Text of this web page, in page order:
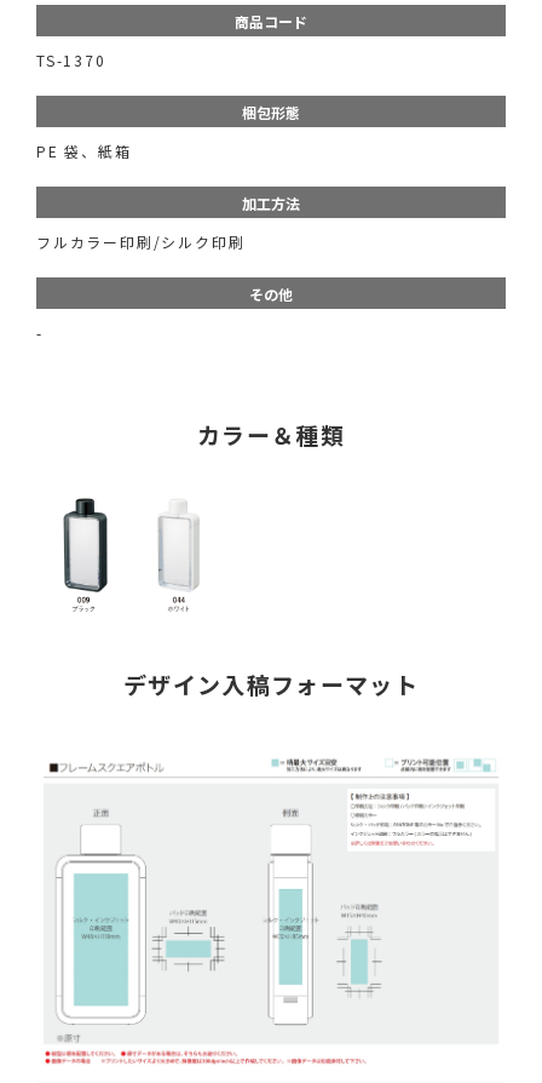
商品コード
TS-1370
梱包形態
PE 袋、紙箱
加工方法
フルカラー印刷/シルク印刷
その他
-
カラー＆種類
デザイン入稿フォーマット